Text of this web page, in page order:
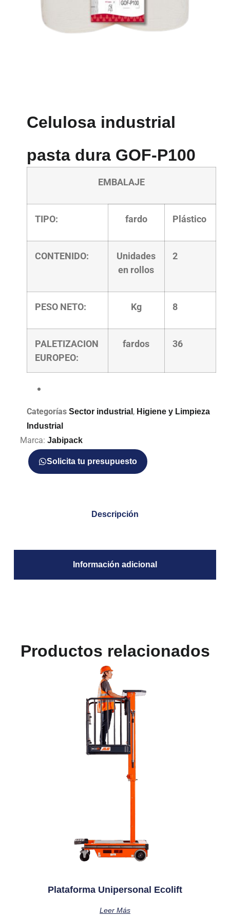
Celulosa industrial
pasta dura GOF-P100
EMBALAJE
TIPO: fardo Plástico
CONTENIDO:
Unidades
en rollos
2
PESO NETO: Kg 8
PALETIZACION
EUROPEO:
fardos 36
Categorías Sector industrial , Higiene y Limpieza
Industrial
Marca: Jabipack
Solicita tu presupuesto
Descripción
Información adicional
Productos relacionados
Plataforma Unipersonal Ecolift
Leer Más